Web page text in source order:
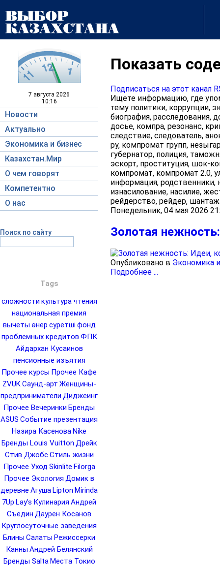
7 августа 2026
10:16
Новости
Актуально
Экономика и бизнес
Казахстан.Мир
О чем говорят
Компетентно
О нас
Поиск по сайту
Tags
сложности культура чтения
национальная премия
вычеты өнер суретшіфонд
проблемных кредитов ФПК
Айдархан Кусаинов
пенсионные изъятия
Прочее курсы Прочее Кафе
ZVUKСаунд-арт Женщины-
предприниматели Диджеинг
Прочее Вечеринки Бренды
ASUS Событие презентация
Назира Касенова Nike
Бренды Louis Vuitton Дрейк
Стив Джобс Стиль жизни
Прочее Уход Skinlite Filorga
Прочее Экология Домик в
деревне Агуша Lipton Mirinda
7Up Lay’s Кулинария Андрей
Съедин Даурен Косанов
Круглосуточные заведения
Блины Салаты Режиссерки
Канны Андрей Белянский
Бренды Salta Места Токио
Показать
Подписаться на этот канал
Ищете информацию, где
тему политики, коррупции,
биография, расследования,
досье, компра, резонанс,
следствие, следователь,
ру, компромат групп,
губернатор, полиция,
эскорт, проституция, шок-
компромат, компромат 2.0,
информация, родственники,
изнасилование, насилие,
рейдерство, рейдер,
Понедельник, 04 мая 2026
Золотая
Опубликовано в Экономика
Подробнее ...